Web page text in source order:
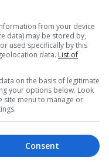
from your device
data) may be stored by,
used specifically by this
data. List of
on the basis of legitimate
your options below. Look
site menu to manage or
Consent